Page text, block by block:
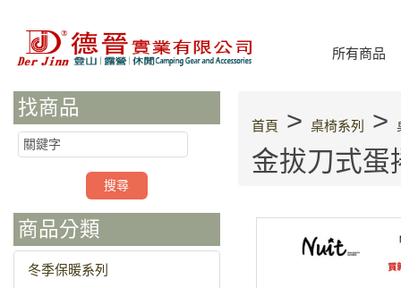
所有商品
找商品
商品分類
冬季保暖系列
首頁 > 桌椅系列 >
金拔刀式蛋